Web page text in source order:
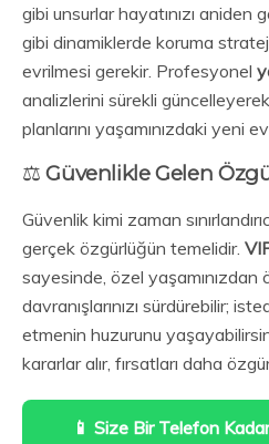
gibi unsurlar hayatınızı aniden
gibi dinamiklerde koruma
evrilmesi gerekir. Profesyonel
analizlerini sürekli
planlarını yaşamınızdaki yeni
⚖️Güvenlikle Gelen
Güvenlik kimi zaman
gerçek özgürlüğün temelidir.
sayesinde, özel yaşamınızdan
davranışlarınızı sürdürebilir;
etmenin huzurunu
kararlar alır, fırsatları daha
📱 Size Bir Telefon